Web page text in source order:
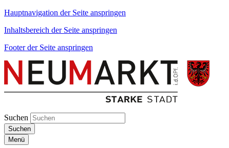
Hauptnavigation der Seite anspringen
Inhaltsbereich der Seite anspringen
Footer der Seite anspringen
Suchen
Suchen
Menü